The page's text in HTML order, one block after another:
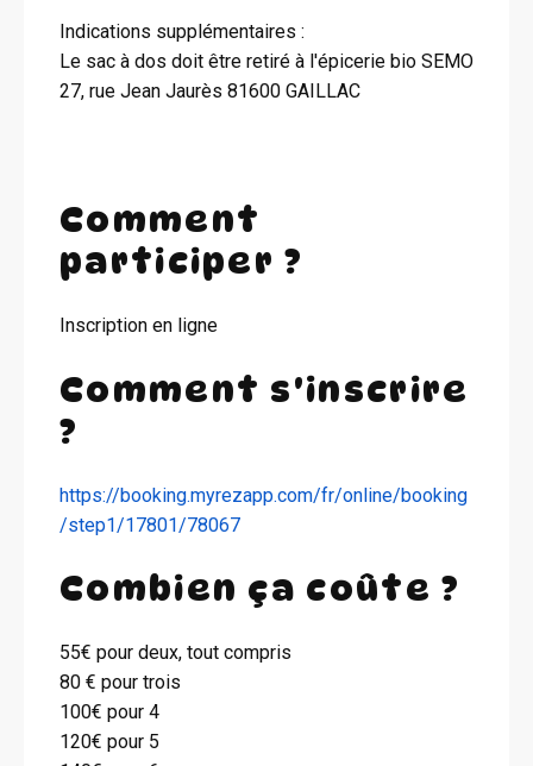
Indications supplémentaires :
Le sac à dos doit être retiré à l'épicerie bio SEMO
27, rue Jean Jaurès 81600 GAILLAC
Comment
participer ?
Inscription en ligne
Comment s'inscrire
?
https://booking.myrezapp.com/fr/online/booking
/step1/17801/78067
Combien ça coûte ?
55€ pour deux, tout compris
80 € pour trois
100€ pour 4
120€ pour 5